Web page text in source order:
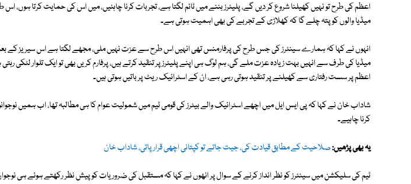
اعظم کی طرح تو نہیں کھیلنا شروع کر دیں گے، پلیئرز بننے میں ٹائم لگتا ہے، تجربات کرنا چاہئیں، میں اس کی حمایت کرتا ہوں، اس
میڈیا والوں کو پتہ چلے گا کہ کھلاڑی کے تجربے کی بھی اہمیت ہوتی ہے۔
انہوں نے کہا کہ ہمارے سینئرز کی جس طرح کی پرفارمنس تھی انہیں اس طرح سے عزت نہیں ملی، مجھے لگتا ہے اس سیریز کے
میڈیا کی طرف سے انہیں بہت زیادہ عزت ملے گی، ہم لوگ ہی اپنے پلیئرز پر تنقید کرتے ہیں، پرفارم کریں بھی تو ایک تلوار لٹکی رہتی
اعظم پر سست رفتاری سے کھیلنے پر تنقید ہوتی رہی ہے، ان کے اسٹرائیک ریٹ پر باتیں ہوتی ہیں۔
شاداب خان نے کہا کہ پی ایس ایل میں اچھے اسٹرائیک والے بیٹرز کی قومی ٹیم میں شمولیت عوام کا ہی مطالبہ تھا، اب ہمیں
کرنا چاہیے۔
یہ بھی پڑھیں:صلاحیت کے مطابق قیادت کی، جیت جاتے تو کپتانی اچھی قرار پاتی، شاداب خان
ٹیم کی سلیکشن میں سینئرز کو نظر انداز کرنے کے سوال پر انھوں نے کہا کہ مستقبل کی ضروریات کو پیش نظر رکھتے ہوئے ہی نوجوان